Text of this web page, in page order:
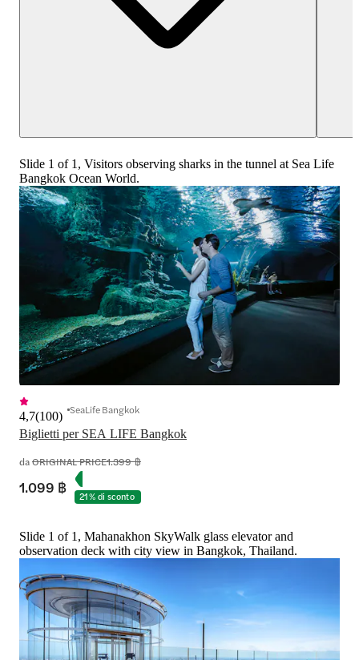
Slide 1 of 1, Visitors observing sharks in the tunnel at Sea Life
Bangkok Ocean World.
Biglietti per SEA LIFE Bangkok
4,7(100) SeaLife Bangkok
daORIGINAL PRICE1.399 ฿
1.099 ฿ 21% di sconto
Slide 1 of 1, Mahanakhon SkyWalk glass elevator and
observation deck with city view in Bangkok, Thailand.